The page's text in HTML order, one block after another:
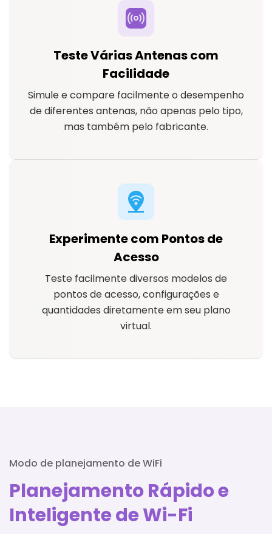
Teste Várias Antenas com
Facilidade
Simule e compare facilmente o desempenho
de diferentes antenas, não apenas pelo tipo,
mas também pelo fabricante.
Experimente com Pontos de
Acesso
Teste facilmente diversos modelos de
pontos de acesso, configurações e
quantidades diretamente em seu plano
virtual.
Modo de planejamento de WiFi
Planejamento Rápido e
Inteligente de Wi-Fi